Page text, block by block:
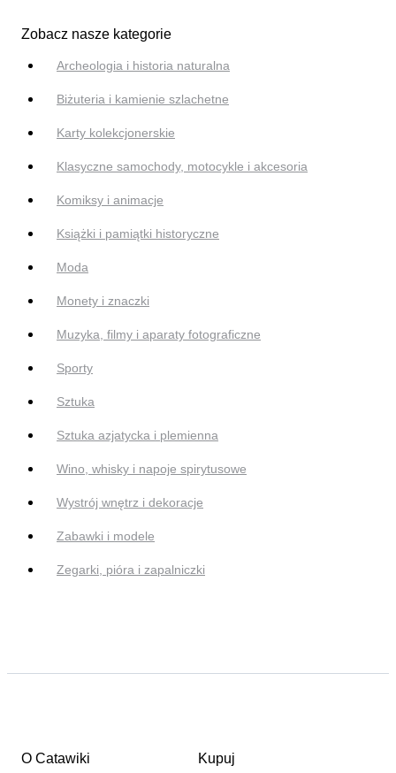
Zobacz nasze kategorie
Archeologia i historia naturalna
Biżuteria i kamienie szlachetne
Karty kolekcjonerskie
Klasyczne samochody, motocykle i akcesoria
Komiksy i animacje
Książki i pamiątki historyczne
Moda
Monety i znaczki
Muzyka, filmy i aparaty fotograficzne
Sporty
Sztuka
Sztuka azjatycka i plemienna
Wino, whisky i napoje spirytusowe
Wystrój wnętrz i dekoracje
Zabawki i modele
Zegarki, pióra i zapalniczki
O Catawiki Kupuj